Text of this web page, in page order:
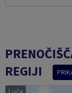
REGIJI